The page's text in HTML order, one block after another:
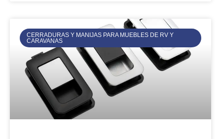
CERRADURAS Y MANIJAS PARA MUEBLES DE RV Y
CARAVANAS